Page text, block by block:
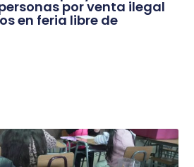
por venta ilegal
en feria libre de